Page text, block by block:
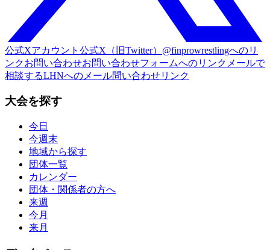
公式Xアカウント 公式X（旧Twitter）@finprowrestlingへのリ
ンクお問い合わせお問い合わせフォームへのリンク メールで
相談するLHNへのメール問い合わせリンク
大会を探す
今日
今週末
地域から探す
団体一覧
カレンダー
団体・関係者の方へ
来週
今月
来月